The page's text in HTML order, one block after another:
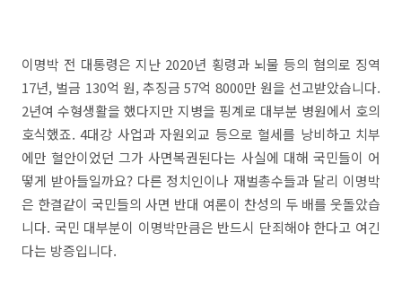
이명박 전 대통령은 지난 2020년 횡령과 뇌물 등의 혐의로 징역
17년, 벌금 130억 원, 추징금 57억 8000만 원을 선고받았습니다.
2년여 수형생활을 했다지만 지병을 핑계로 대부분 병원에서 호의
호식했죠. 4대강 사업과 자원외교 등으로 혈세를 낭비하고 치부
에만 혈안이었던 그가 사면복권된다는 사실에 대해 국민들이 어
떻게 받아들일까요? 다른 정치인이나 재벌총수들과 달리 이명박
은 한결같이 국민들의 사면 반대 여론이 찬성의 두 배를 웃돌았습
니다. 국민 대부분이 이명박만큼은 반드시 단죄해야 한다고 여긴
다는 방증입니다.